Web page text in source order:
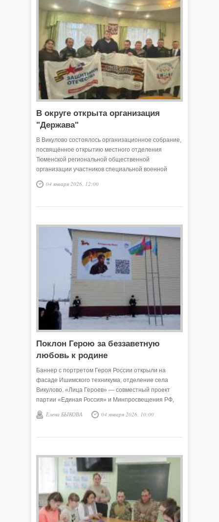
В округе открыта организация
"Держава"
В Викулово состоялось организационное собрание,
посвящённое открытию местного отделения
Тюменской региональной общественной
организации участников специальной военной
операции «Держава». Председателем Викуловского
отделения был избран Александр Станиславович
04 января 2026, 12:00
Поклон Герою за беззаветную
любовь к родине
Баннер с портретом Героя России открыли на
фасаде Ишимского техникума, отделение села
Викулово. «Лица Героев» — совместный проект
партии «Единая Россия» и Минпросвещения РФ,
который реализуется с 2024 года. Баннеры с
портретами земляков – героев Великой
СВО размещаются на стенах учебных заведений.
Елена БЫКОВА 04 января 2026, 10:00